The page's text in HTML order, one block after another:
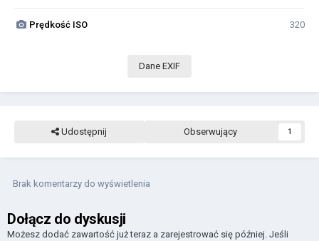
Prędkość ISO 320
Dane EXIF
Udostępnij Obserwujący 1
Brak komentarzy do wyświetlenia
Dołącz do dyskusji
Możesz dodać zawartość już teraz a zarejestrować się później. Jeśli